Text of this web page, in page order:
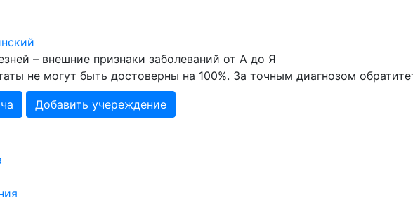
– внешние признаки заболеваний от А до Я
не могут быть достоверны на 100%. За точным диагнозом
Добавить учереждение